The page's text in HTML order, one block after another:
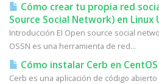
Cómo crear tu propia red
Source Social Network) en Linux
Introducción El Open source social
OSSN es una herramienta de red...
Cómo instalar Cerb en
Cerb es una aplicación de código